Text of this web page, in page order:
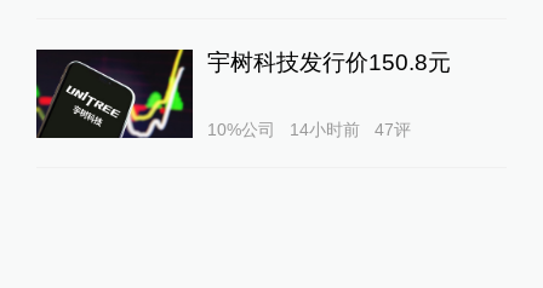
宇树科技发行价150.8元
10%公司 14小时前 47评